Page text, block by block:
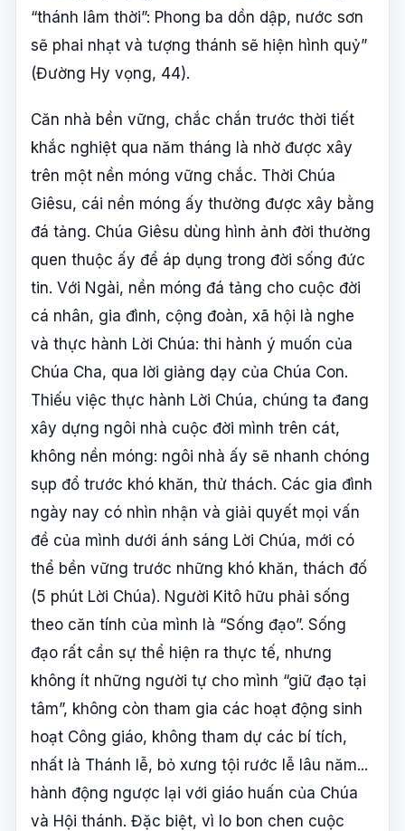
“thánh lâm thời”: Phong ba dồn dập, nước sơn
sẽ phai nhạt và tượng thánh sẽ hiện hình quỷ”
(Đường Hy vọng, 44).
Căn nhà bền vững, chắc chắn trước thời tiết
khắc nghiệt qua năm tháng là nhờ được xây
trên một nền móng vững chắc. Thời Chúa
Giêsu, cái nền móng ấy thường được xây bằng
đá tảng. Chúa Giêsu dùng hình ảnh đời thường
quen thuộc ấy để áp dụng trong đời sống đức
tin. Với Ngài, nền móng đá tảng cho cuộc đời
cá nhân, gia đình, cộng đoàn, xã hội là nghe
và thực hành Lời Chúa: thi hành ý muốn của
Chúa Cha, qua lời giảng dạy của Chúa Con.
Thiếu việc thực hành Lời Chúa, chúng ta đang
xây dựng ngôi nhà cuộc đời mình trên cát,
không nền móng: ngôi nhà ấy sẽ nhanh chóng
sụp đổ trước khó khăn, thử thách. Các gia đình
ngày nay có nhìn nhận và giải quyết mọi vấn
đề của mình dưới ánh sáng Lời Chúa, mới có
thể bền vững trước những khó khăn, thách đố
(5 phút Lời Chúa). Người Kitô hữu phải sống
theo căn tính của mình là “Sống đạo”. Sống
đạo rất cần sự thể hiện ra thực tế, nhưng
không ít những người tự cho mình “giữ đạo tại
tâm”, không còn tham gia các hoạt động sinh
hoạt Công giáo, không tham dự các bí tích,
nhất là Thánh lễ, bỏ xưng tội rước lễ lâu năm...
hành động ngược lại với giáo huấn của Chúa
và Hội thánh. Đặc biệt, vì lo bon chen cuộc